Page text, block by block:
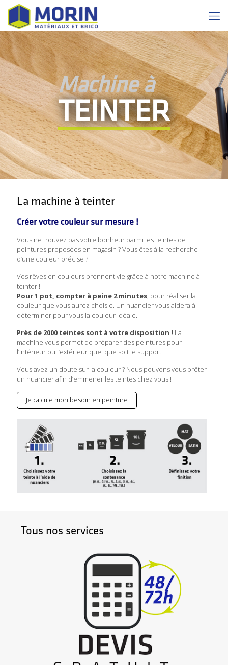
Machine à
TEINTER
La machine à teinter
Créer votre couleur sur mesure !
Vous ne trouvez pas votre bonheur parmi les teintes de
peintures proposées en magasin ? Vous êtes à la recherche
d’une couleur précise ?
Vos rêves en couleurs prennent vie grâce à notre machine à
teinter !
Pour 1 pot, compter à peine 2 minutes, pour réaliser la
couleur que vous aurez choisie. Un nuancier vous aidera à
déterminer pour vous la couleur idéale.
Près de 2000 teintes sont à votre disposition ! La
machine vous permet de préparer des peintures pour
l’intérieur ou l’extérieur quel que soit le support.
Vous avez un doute sur la couleur ? Nous pouvons vous prêter
un nuancier afin d’emmener les teintes chez vous !
Je calcule mon besoin en peinture
Tous nos services